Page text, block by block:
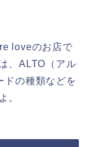
loveのお店で
、ALTO（アル
ドの種類などを
。